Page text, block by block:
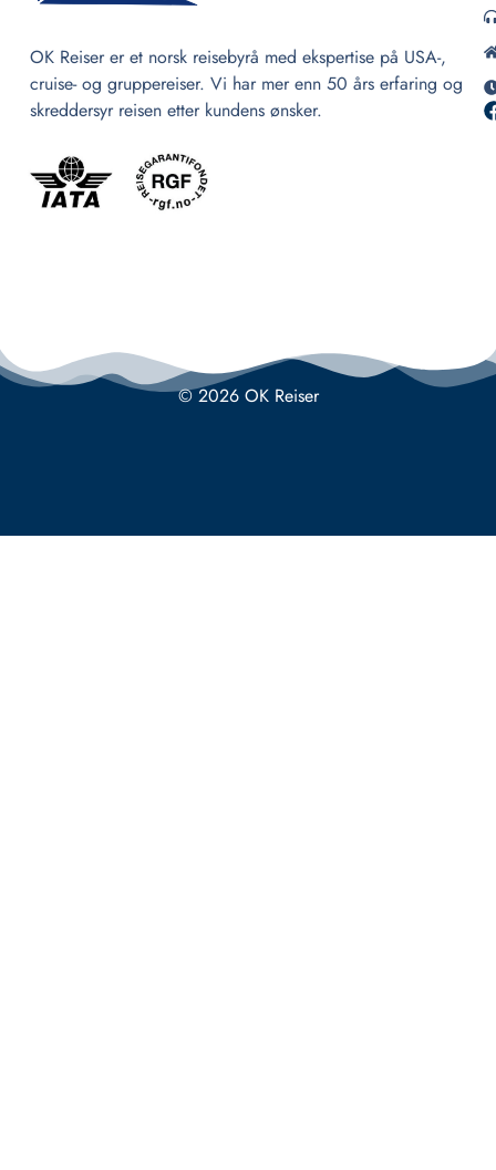
OK Reiser er et norsk reisebyrå med ekspertise på USA-,
cruise- og gruppereiser. Vi har mer enn 50 års erfaring og
skreddersyr reisen etter kundens ønsker.
© 2026 OK Reiser